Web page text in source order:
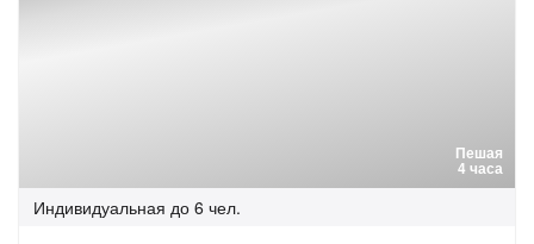
Пешая
4 часа
Индивидуальная до 6 чел.